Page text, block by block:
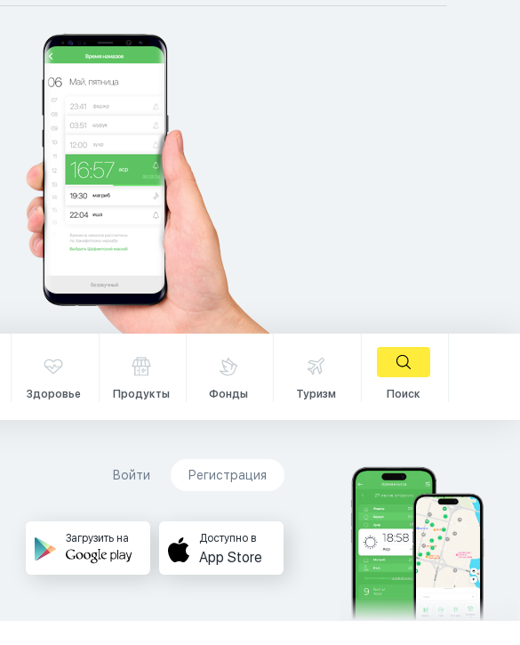
Здоровье Продукты Фонды Туризм Поиск
Войти Регистрация
Загрузить на Доступно в
App Store